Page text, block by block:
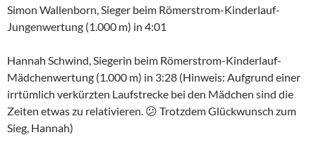
Simon Wallenborn, Sieger beim Römerstrom-Kinderlauf-
Jungenwertung (1.000 m) in 4:01
Hannah Schwind, Siegerin beim Römerstrom-Kinderlauf-
Mädchenwertung (1.000 m) in 3:28 (Hinweis: Aufgrund einer
irrtümlich verkürzten Laufstrecke bei den Mädchen sind die
Zeiten etwas zu relativieren. 😕 Trotzdem Glückwunsch zum
Sieg, Hannah)